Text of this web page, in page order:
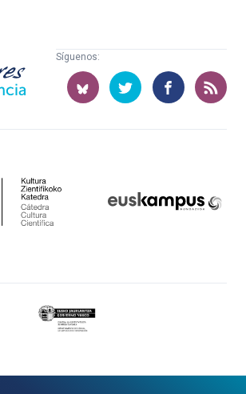
Síguenos:
Eusko
Jaurlaritza